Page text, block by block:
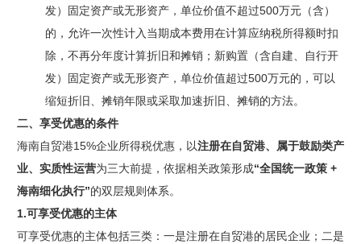
发）固定资产或无形资产，单位价值不超过500万元（含）
的，允许一次性计入当期成本费用在计算应纳税所得额时扣
除，不再分年度计算折旧和摊销；新购置（含自建、自行开
发）固定资产或无形资产，单位价值超过500万元的，可以
缩短折旧、摊销年限或采取加速折旧、摊销的方法。
二、 享受优惠的条件
海南自贸港15%企业所得税优惠，以注册在自贸港、属于鼓励类产
业、实质性运营为三大前提，依据相关政策形成“全国统一政策 +
海南细化执行”的双层规则体系。
1.可享受优惠的主体
可享受优惠的主体包括三类：一是注册在自贸港的居民企业；二是